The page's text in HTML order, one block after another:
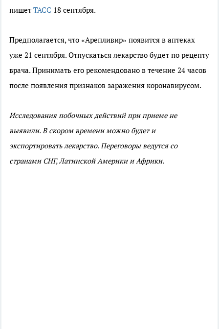
пишет ТАСС 18 сентября.
Предполагается, что «Арепливир» появится в аптеках
уже 21 сентября. Отпускаться лекарство будет по рецепту
врача. Принимать его рекомендовано в течение 24 часов
после появления признаков заражения коронавирусом.
Исследования побочных действий при приеме не
выявили. В скором времени можно будет и
экспортировать лекарство. Переговоры ведутся со
странами СНГ, Латинской Америки и Африки.